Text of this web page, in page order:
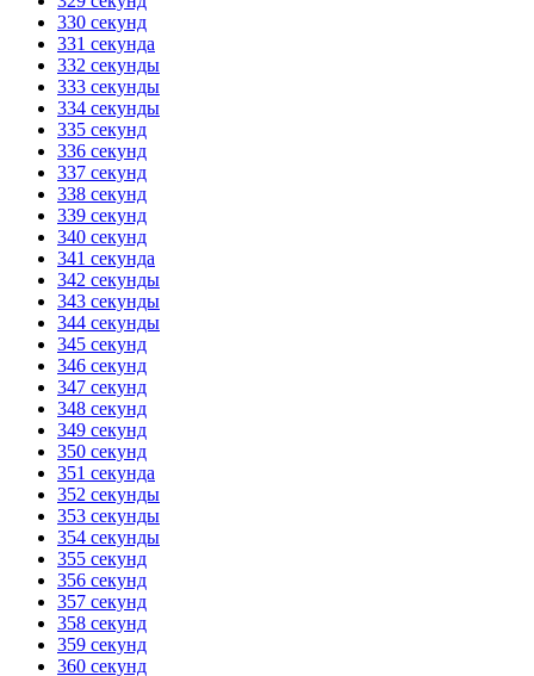
330 секунд
331 секунда
332 секунды
333 секунды
334 секунды
335 секунд
336 секунд
337 секунд
338 секунд
339 секунд
340 секунд
341 секунда
342 секунды
343 секунды
344 секунды
345 секунд
346 секунд
347 секунд
348 секунд
349 секунд
350 секунд
351 секунда
352 секунды
353 секунды
354 секунды
355 секунд
356 секунд
357 секунд
358 секунд
359 секунд
360 секунд